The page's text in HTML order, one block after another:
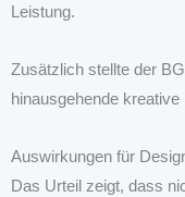
Leistung.
Zusätzlich stellte der
hinausgehende
Auswirkungen für
Das Urteil zeigt, dass